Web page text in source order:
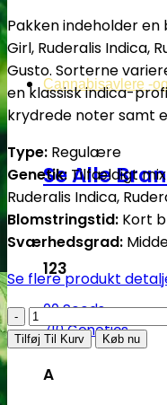
Cannabisavlere -
Se Alle
123
00 Seeds
710 Genetics
A
Pakken indeholder en
Girl, Ruderalis Indica,
Gusto. Sorterne
en klassisk indica-
krydrede noter samt
Type: Regulære
Genetik: Tilfældigt mix
Ruderalis Indica,
Blomstringstid: Kort
Sværhedsgrad:
Se flere produkt
Outdoor
Mix
25
Tilføj Til Kurv Køb nu